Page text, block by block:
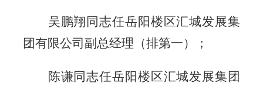
吴鹏翔同志任岳阳楼区汇城发展集
团有限公司副总经理（排第一）；
陈谦同志任岳阳楼区汇城发展集团